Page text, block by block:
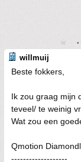
willmuij
Beste fokkers,
Ik zou graag mijn
teveel/ te weinig
Wat zou een
Qmotion
-------------------